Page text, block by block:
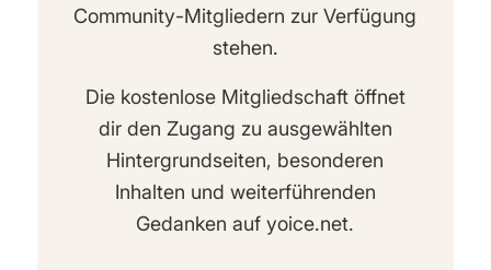
Community-Mitgliedern zur Verfügung
stehen.
Die kostenlose Mitgliedschaft öffnet
dir den Zugang zu ausgewählten
Hintergrundseiten, besonderen
Inhalten und weiterführenden
Gedanken auf yoice.net.